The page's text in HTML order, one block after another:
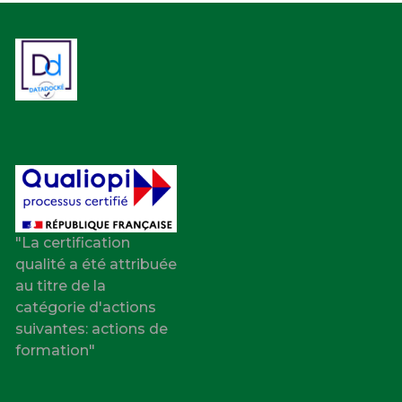
"La certification
qualité a été attribuée
au titre de la
catégorie d'actions
suivantes: actions de
formation"